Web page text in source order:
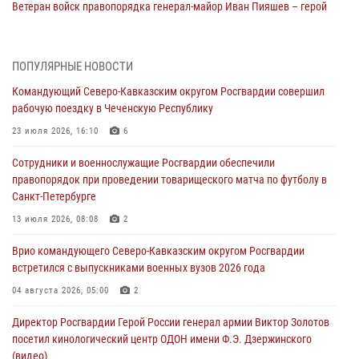
Ветеран войск правопорядка генерал-майор Иван Пияшев – герой
Смольного собора в Санкт-Петербурге (видео)
07 августа 2026, 11:34
взрывобезопасности
07 августа 2026, 11:33
Рэпер ST посетил раненых росгвардейцев в Главном военном
07 августа 2026, 11:18 2
В Ставрополе офицеры Росгвардии стали участниками пресс-
07 августа 2026, 11:00
ПОПУЛЯРНЫЕ НОВОСТИ
Командующий Северо-Кавказским округом Росгвардии совершил
рабочую поездку в Чеченскую Республику
23 июля 2026, 16:10 6
Сотрудники и военнослужащие Росгвардии обеспечили
правопорядок при проведении товарищеского матча по футболу в
Санкт-Петербурге
13 июля 2026, 08:08 2
Врио командующего Северо-Кавказским округом Росгвардии
встретился с выпускниками военных вузов 2026 года
04 августа 2026, 05:00 2
Директор Росгвардии Герой России генерал армии Виктор Золотов
посетил кинологический центр ОДОН имени Ф.Э. Дзержинского
(видео)